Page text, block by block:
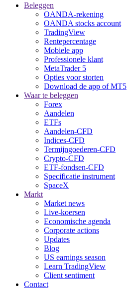
Beleggen
OANDA-rekening
OANDA stocks account
TradingView
Rentepercentage
Mobiele app
Professionele klant
MetaTrader 5
Opties voor storten
Download de app of MT5
Waar te beleggen
Forex
Aandelen
ETFs
Aandelen-CFD
Indices-CFD
Termijngoederen-CFD
Crypto-CFD
ETF-fondsen-CFD
Specificatie instrument
SpaceX
Markt
Market news
Live-koersen
Economische agenda
Corporate actions
Updates
Blog
US earnings season
Learn TradingView
Client sentiment
Contact